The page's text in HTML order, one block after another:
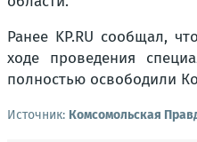
Ранее KP.RU сообщал,
ходе проведения
полностью освободили
Источник: Комсомольская